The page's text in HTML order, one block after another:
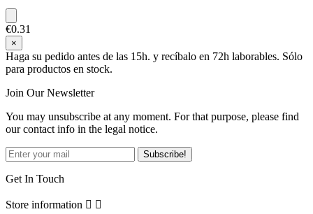
€0.31
×
Haga su pedido antes de las 15h. y recíbalo en 72h laborables. Sólo
para productos en stock.
Join Our Newsletter
You may unsubscribe at any moment. For that purpose, please find
our contact info in the legal notice.
Get In Touch
Store information  